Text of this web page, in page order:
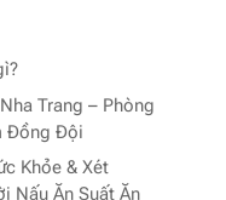
Trang – Phòng
Đồng Đội
Khỏe & Xét
Nấu Ăn Suất Ăn